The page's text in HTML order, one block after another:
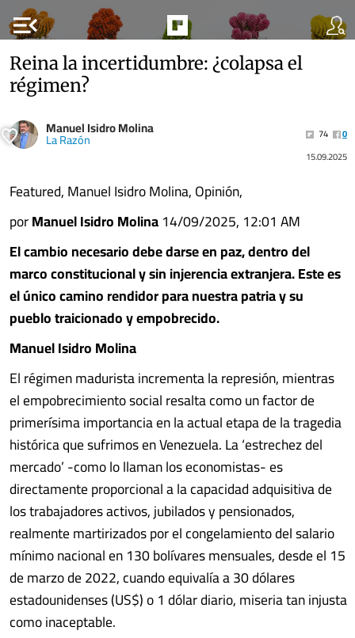
menu_open
Reina la incertidumbre: ¿colapsa el
régimen?
Manuel Isidro Molina
La Razón 74
0
15.09.2025
Featured, Manuel Isidro Molina, Opinión,
porManuel Isidro Molina14/09/2025, 12:01 AM
El cambio necesario debe darse en paz, dentro del
marco constitucional y sin injerencia extranjera. Este es
el único camino rendidor para nuestra patria y su
pueblo traicionado y empobrecido.
Manuel Isidro Molina
El régimen madurista incrementa la represión, mientras
el empobrecimiento social resalta como un factor de
primerísima importancia en la actual etapa de la tragedia
histórica que sufrimos en Venezuela. La ‘estrechez del
mercado’ -como lo llaman los economistas- es
directamente proporcional a la capacidad adquisitiva de
los trabajadores activos, jubilados y pensionados,
realmente martirizados por el congelamiento del salario
mínimo nacional en 130 bolívares mensuales, desde el 15
de marzo de 2022, cuando equivalía a 30 dólares
estadounidenses (US$) o 1 dólar diario, miseria tan injusta
como inaceptable.